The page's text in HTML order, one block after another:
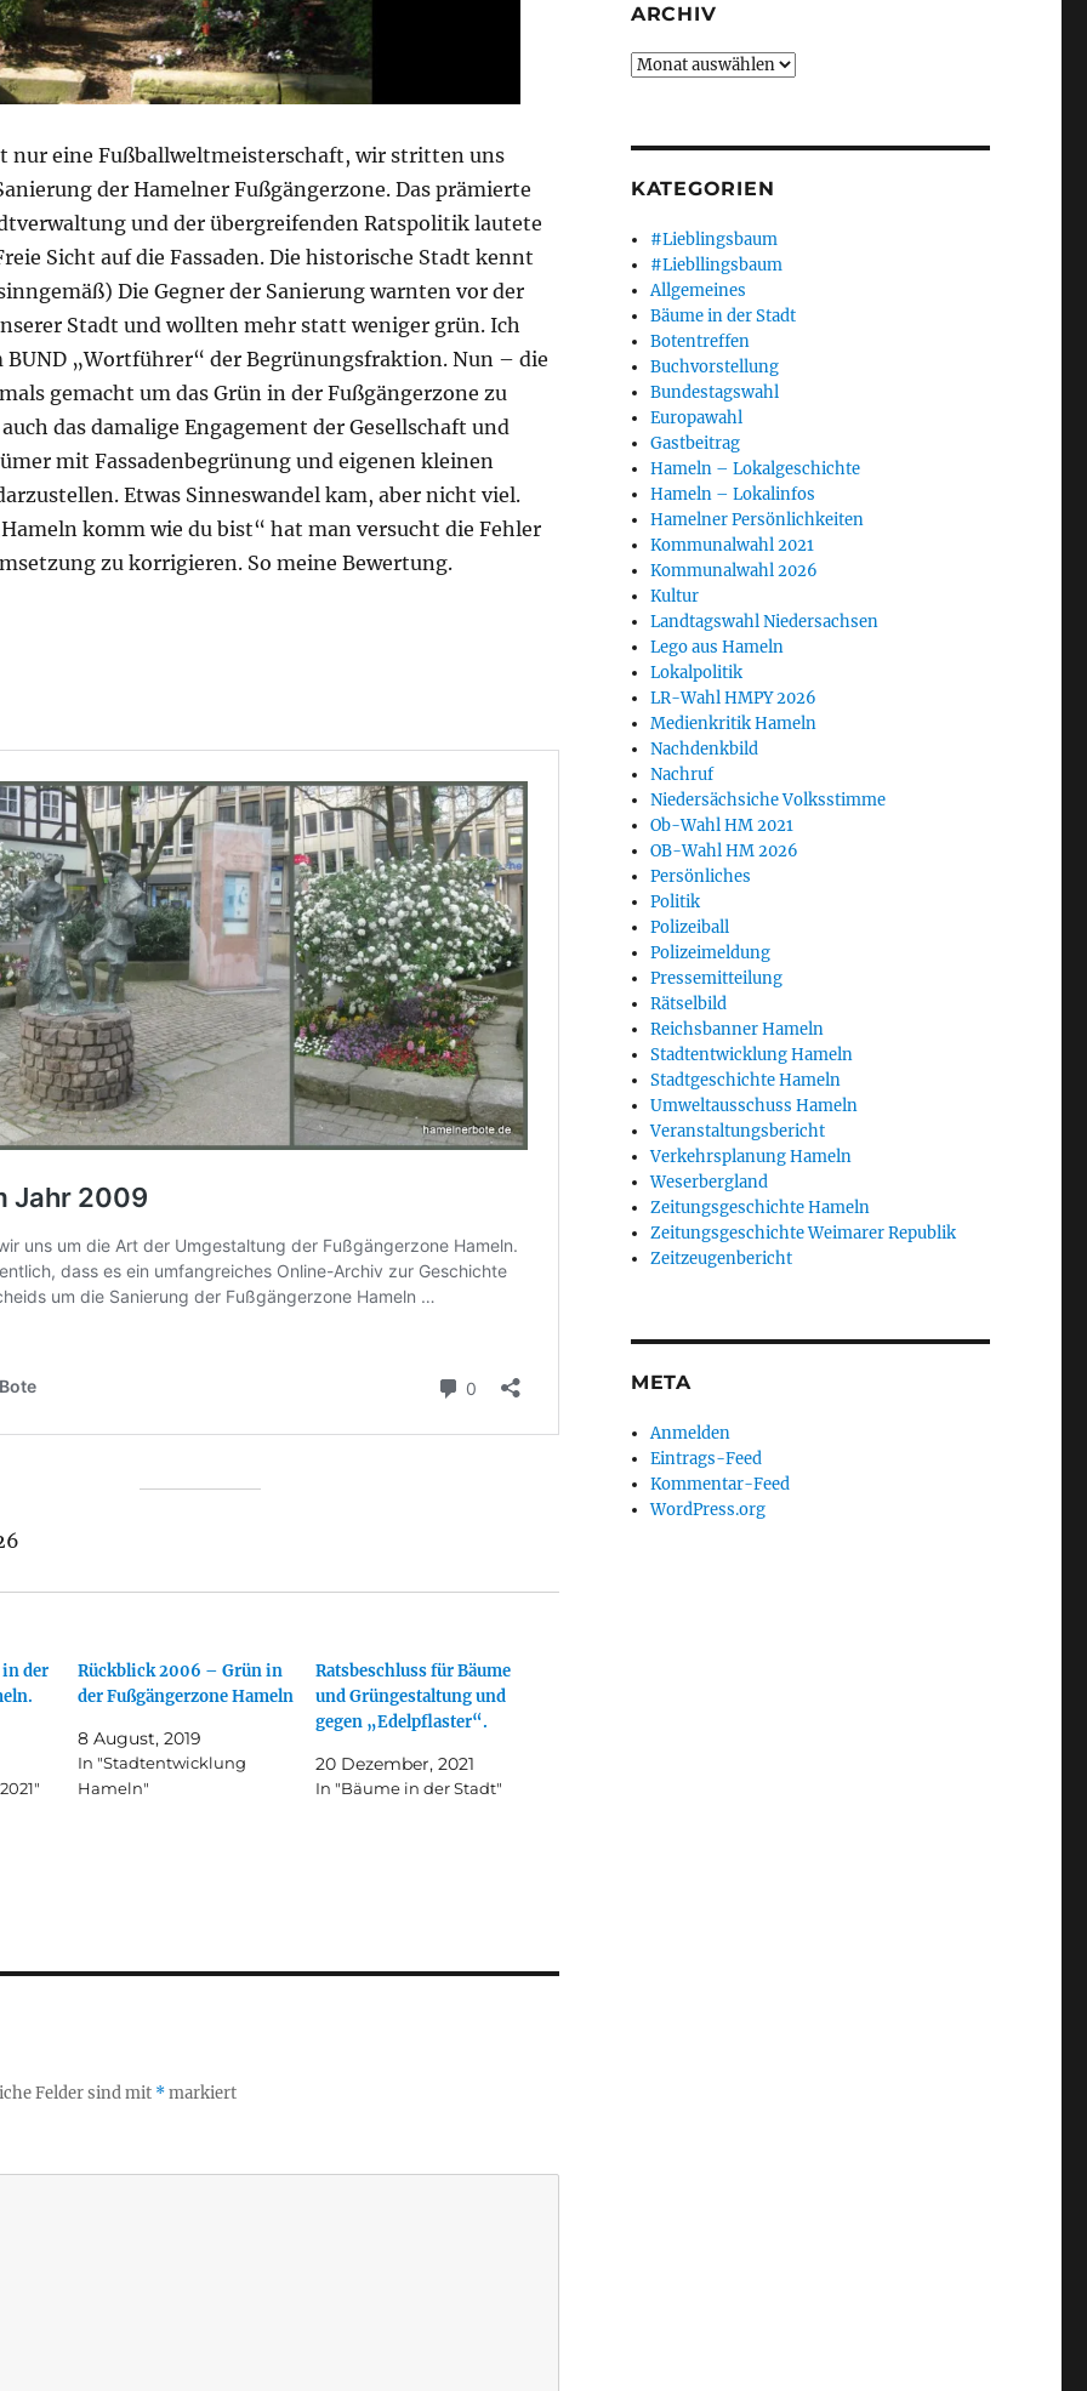
nur eine Fußballweltmeisterschaft, wir stritten uns
der Hamelner Fußgängerzone. Das prämierte
und der übergreifenden Ratspolitik lautete
Sicht auf die Fassaden. Die historische Stadt kennt
Die Gegner der Sanierung warnten vor der
Stadt und wollten mehr statt weniger grün. Ich
BUND „Wortführer“ der Begrünungsfraktion. Nun – die
gemacht um das Grün in der Fußgängerzone zu
das damalige Engagement der Gesellschaft und
mit Fassadenbegrünung und eigenen kleinen
Etwas Sinneswandel kam, aber nicht viel.
komm wie du bist“ hat man versucht die Fehler
zu korrigieren. So meine Bewertung.
der
Rückblick 2006 – Grün in
der Fußgängerzone Hameln
8 August, 2019
In "Stadtentwicklung
Hameln"
Ratsbeschluss für Bäume
und Grüngestaltung und
gegen „Edelpflaster“.
20 Dezember, 2021
In "Bäume in der Stadt"
Felder sind mit *markiert
ARCHIV
Archiv
KATEGORIEN
#Lieblingsbaum
#Liebllingsbaum
Allgemeines
Bäume in der Stadt
Botentreffen
Buchvorstellung
Bundestagswahl
Europawahl
Gastbeitrag
Hameln – Lokalgeschichte
Hameln – Lokalinfos
Hamelner Persönlichkeiten
Kommunalwahl 2021
Kommunalwahl 2026
Kultur
Landtagswahl Niedersachsen
Lego aus Hameln
Lokalpolitik
LR-Wahl HMPY 2026
Medienkritik Hameln
Nachdenkbild
Nachruf
Niedersächsiche Volksstimme
Ob-Wahl HM 2021
OB-Wahl HM 2026
Persönliches
Politik
Polizeiball
Polizeimeldung
Pressemitteilung
Rätselbild
Reichsbanner Hameln
Stadtentwicklung Hameln
Stadtgeschichte Hameln
Umweltausschuss Hameln
Veranstaltungsbericht
Verkehrsplanung Hameln
Weserbergland
Zeitungsgeschichte Hameln
Zeitungsgeschichte Weimarer Republik
Zeitzeugenbericht
META
Anmelden
Eintrags-Feed
Kommentar-Feed
WordPress.org